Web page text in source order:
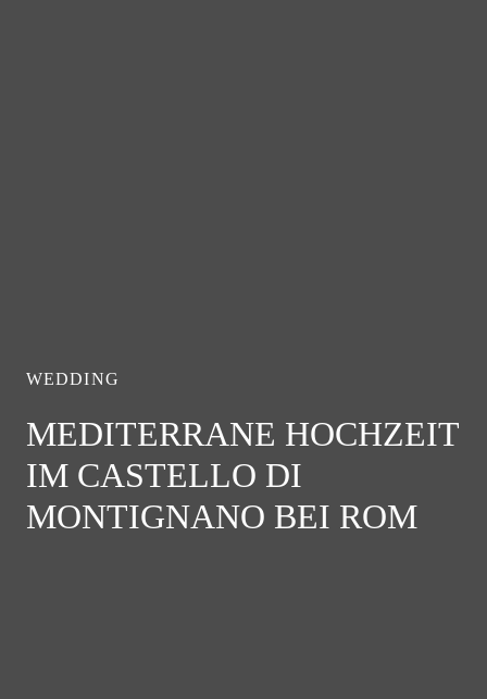
WEDDING
MEDITERRANE HOCHZEIT
IM CASTELLO DI
MONTIGNANO BEI ROM